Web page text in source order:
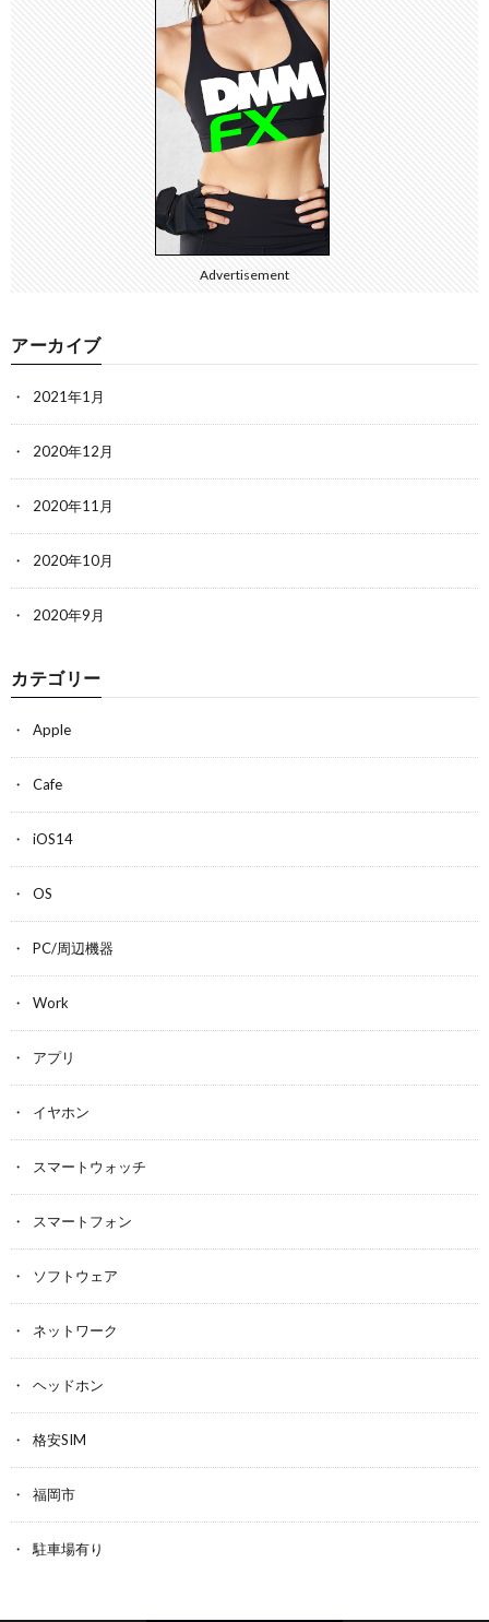
Advertisement
アーカイブ
2021年1月
2020年12月
2020年11月
2020年10月
2020年9月
カテゴリー
Apple
Cafe
iOS14
OS
PC/周辺機器
Work
アプリ
イヤホン
スマートウォッチ
スマートフォン
ソフトウェア
ネットワーク
ヘッドホン
格安SIM
福岡市
駐車場有り